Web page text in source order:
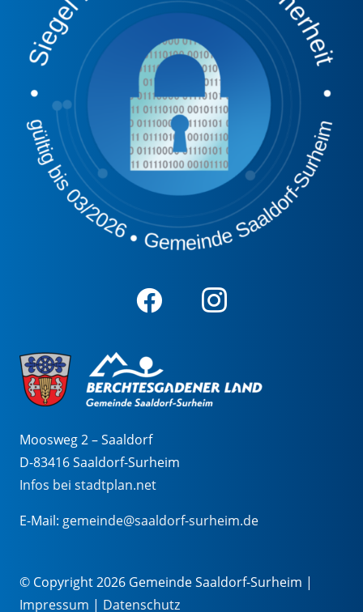
Moosweg 2 – Saaldorf
D-83416 Saaldorf-Surheim
Infos bei stadtplan.net
E-Mail: gemeinde@saaldorf-surheim.de
© Copyright 2026 Gemeinde Saaldorf-Surheim |
Impressum | Datenschutz